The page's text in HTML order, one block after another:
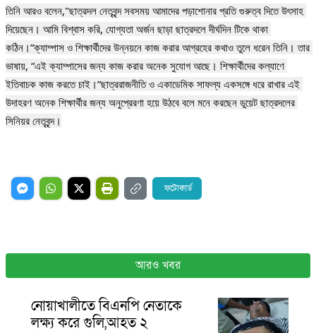
তিনি আরও বলেন,"ছাত্রদল নেতৃবৃন্দ সবসময় আমাদের পড়াশোনার প্রতি গুরুত্ব দিতে উৎসাহ
দিয়েছেন। আমি বিশ্বাস করি, যোগ্যতা অর্জন ছাড়া ছাত্রদলে দীর্ঘদিন টিকে থাকা
কঠিন।”ক্যাম্পাস ও শিক্ষার্থীদের উন্নয়নে কাজ করার আগ্রহের কথাও তুলে ধরেন তিনি। তার
ভাষায়, “এই ক্যাম্পাসের জন্য কাজ করার অনেক সুযোগ আছে। শিক্ষার্থীদের কল্যাণে
ইতিবাচক কাজ করতে চাই।”ছাত্ররাজনীতি ও একাডেমিক সাফল্য একসঙ্গে ধরে রাখার এই
উদাহরণ অনেক শিক্ষার্থীর জন্য অনুপ্রেরণা হয়ে উঠবে বলে মনে করছেন ডুয়েট ছাত্রদলের
ফটোকার্ড
আরও খবর
নোয়াখালীতে বিএনপি নেতাকে
লক্ষ্য করে গুলি,আহত ২